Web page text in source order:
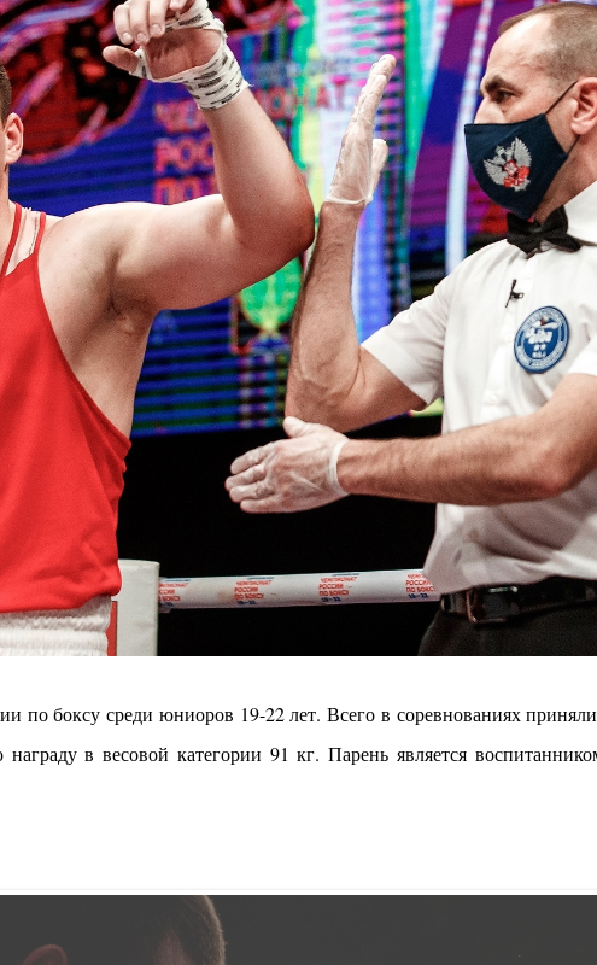
по боксу среди юниоров 19-22 лет. Всего в соревнованиях
в весовой категории 91 кг. Парень является